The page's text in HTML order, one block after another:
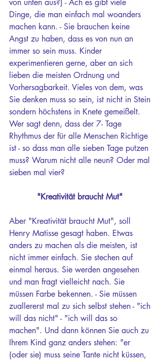
von unten aus?) - Ach es gibt viele
Dinge, die man einfach mal woanders
machen kann. - Sie brauchen keine
Angst zu haben, dass es von nun an
immer so sein muss. Kinder
experimentieren gerne, aber an sich
lieben die meisten Ordnung und
Vorhersagbarkeit. Vieles von dem, was
Sie denken muss so sein, ist nicht in Stein
sondern höchstens in Knete gemeißelt.
Wer sagt denn, dass der 7- Tage
Rhythmus der für alle Menschen Richtige
ist - so dass man alle sieben Tage putzen
muss? Warum nicht alle neun? Oder mal
sieben mal vier?
"Kreativität braucht Mut"
Aber "Kreativität braucht Mut", soll
Henry Matisse gesagt haben. Etwas
anders zu machen als die meisten, ist
nicht immer einfach. Sie stechen auf
einmal heraus. Sie werden angesehen
und man fragt vielleicht nach. Sie
müssen Farbe bekennen. - Sie müssen
zuallererst mal zu sich selbst stehen - "ich
will das nicht" - "ich will das so
machen". Und dann können Sie auch zu
Ihrem Kind ganz anders stehen: "er
(oder sie) muss seine Tante nicht küssen,